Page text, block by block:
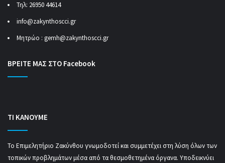
Τηλ: 26950 44614
info@zakynthoscci.gr
Μητρώο : gemh@zakynthoscci.gr
ΒΡΕΙΤΕ ΜΑΣ ΣΤΟ Facebook
ΤΙ ΚΑΝΟΥΜΕ
Το Επιμελητήριο Ζακύνθου γνωμοδοτεί και συμμετέχει στη λύση όλων των
τοπικών προβλημάτων μέσα από τα θεσμοθετημένα όργανα. Υποδεικνύει